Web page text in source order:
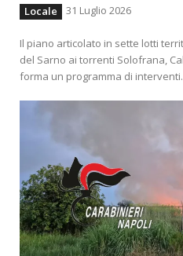
Locale 31 Luglio 2026
Il piano articolato in sette lotti
del Sarno ai torrenti Solofrana,
forma un programma di